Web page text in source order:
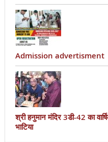
Admission advertisment
श्री हनुमान मंदिर 3डी-42 का
भाटिया